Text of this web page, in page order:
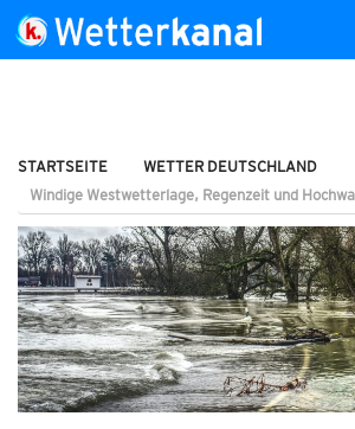
STARTSEITE
WETTER DEUTSCHLAND
Windige Westwetterlage, Regenzeit und